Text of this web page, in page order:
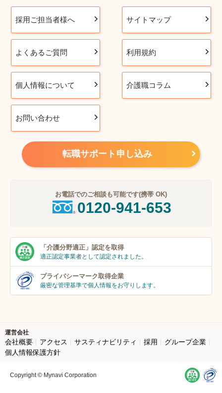
採用ご担当者様へ サイトマップ
よくあるご質問 利用規約
個人情報について 介護職コラム
お問い合わせ
転職サポート申し込み
お電話でのご相談も可能です(携帯 OK)
0120-941-653
「介護分野適正」 認定を取得
適正認定事業者として認定されました。
プライバシーマーク取得企業
厳密な管理基準で個人情報をお守りします。
運営会社
会社概要 アクセス サスティナビリティ 採用
グループ企業
個人情報保護方針
Copyright © Mynavi Corporation